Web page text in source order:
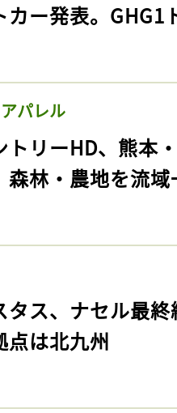
カー発表。GHG1
パレル
トリーHD、熊本
森林・農地を流
タス、ナセル最
点は北九州